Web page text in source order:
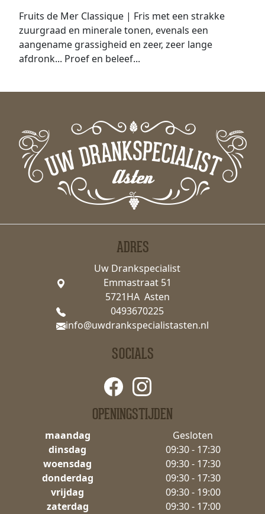
Fruits de Mer Classique | Fris met een strakke
zuurgraad en minerale tonen, evenals een
aangename grassigheid en zeer, zeer lange
afdronk... Proef en beleef...
ADRES
Uw Drankspecialist
Emmastraat 51
5721HA Asten
0493670225
info@uwdrankspecialistasten.nl
OPENINGSTIJDEN
maandag
Gesloten
dinsdag
09:30 - 17:30
woensdag
09:30 - 17:30
donderdag
09:30 - 17:30
vrijdag
09:30 - 19:00
zaterdag
09:30 - 17:00
SOCIALS